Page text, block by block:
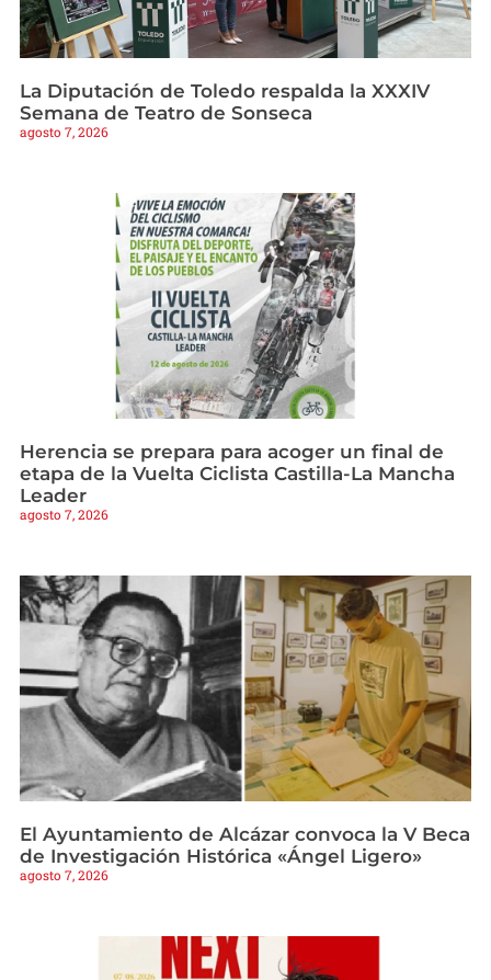
La Diputación de Toledo respalda la XXXIV
Semana de Teatro de Sonseca
agosto 7, 2026
Herencia se prepara para acoger un final de
etapa de la Vuelta Ciclista Castilla-La Mancha
Leader
agosto 7, 2026
El Ayuntamiento de Alcázar convoca la V Beca
de Investigación Histórica «Ángel Ligero»
agosto 7, 2026